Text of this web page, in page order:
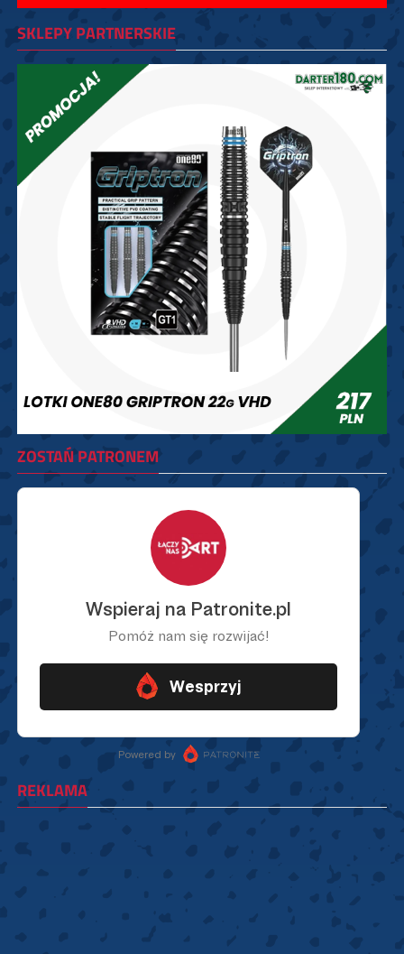
SKLEPY PARTNERSKIE
ZOSTAŃ PATRONEM
REKLAMA